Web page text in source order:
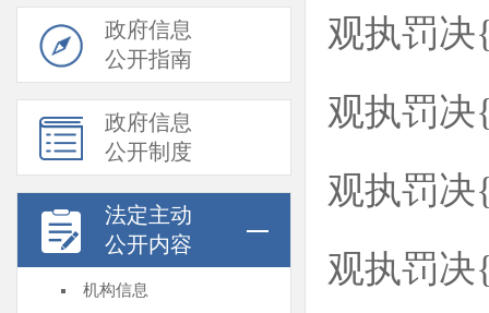
政府信息
公开指南
政府信息
公开制度
法定主动
公开内容
机构信息
观执罚决
观执罚决
观执罚决
观执罚决